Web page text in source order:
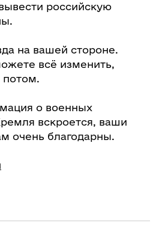
российскую
на вашей стороне.
всё изменить,
потом.
о военных
вскроется, ваши
очень благодарны.